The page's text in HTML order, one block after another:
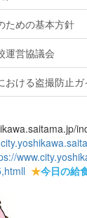
ための基本方針
運営協議会
おける盗撮防止ガ
l ★今日の給